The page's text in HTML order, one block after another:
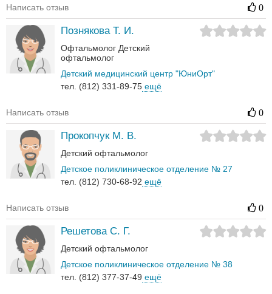
Написать отзыв 0
Познякова Т. И.
Офтальмолог Детский
офтальмолог
Детский медицинский центр "ЮниОрт"
тел. (812) 331-89-75 ещё
Написать отзыв 0
Прокопчук М. В.
Детский офтальмолог
Детское поликлиническое отделение № 27
тел. (812) 730-68-92 ещё
Написать отзыв 0
Решетова С. Г.
Детский офтальмолог
Детское поликлиническое отделение № 38
тел. (812) 377-37-49 ещё